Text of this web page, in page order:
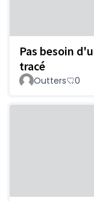
Pas besoin
tracé
Outters 0